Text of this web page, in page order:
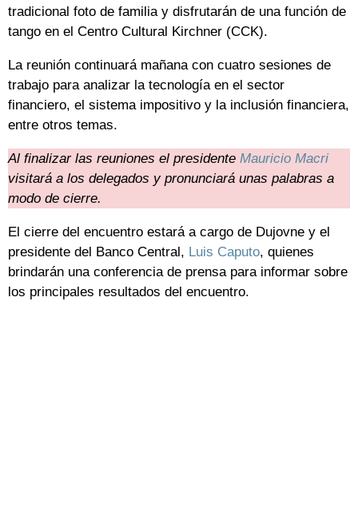
tradicional foto de familia y disfrutarán de una función de
tango en el Centro Cultural Kirchner (CCK).
La reunión continuará mañana con cuatro sesiones de
trabajo para analizar la tecnología en el sector
financiero, el sistema impositivo y la inclusión financiera,
entre otros temas.
Al finalizar las reuniones el presidente Mauricio Macri
visitará a los delegados y pronunciará unas palabras a
modo de cierre.
El cierre del encuentro estará a cargo de Dujovne y el
presidente del Banco Central, Luis Caputo, quienes
brindarán una conferencia de prensa para informar sobre
los principales resultados del encuentro.